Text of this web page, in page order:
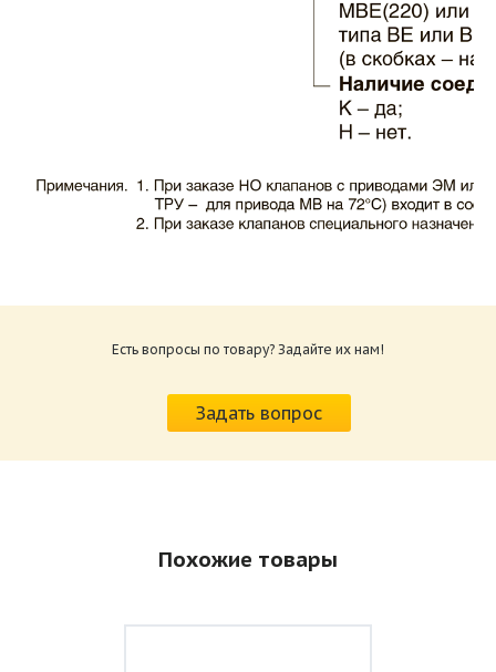
ВИНГС-М КЛОП-1.pdf
приводов КЛОП-1.pdf
Размер: 520.36 Кб
Есть вопросы по товару? Задайте их нам!
Задать вопрос
Похожие товары